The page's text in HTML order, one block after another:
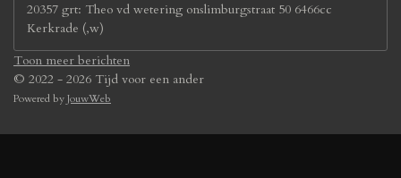
20357 grt: Theo vd wetering onslimburgstraat 50 6466cc
Kerkrade (,w)
Toon meer berichten
© 2022 - 2026 Tijd voor een ander
Powered byJouwWeb